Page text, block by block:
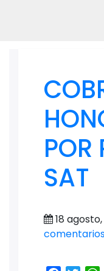
POR
SAT
18 agosto,